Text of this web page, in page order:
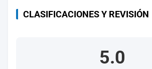
CLASIFICACIONES Y REVISIÓN
5.0